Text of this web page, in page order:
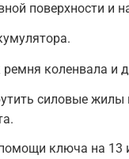
поверхности и
коленвала и
силовые жилы
ключа на 13